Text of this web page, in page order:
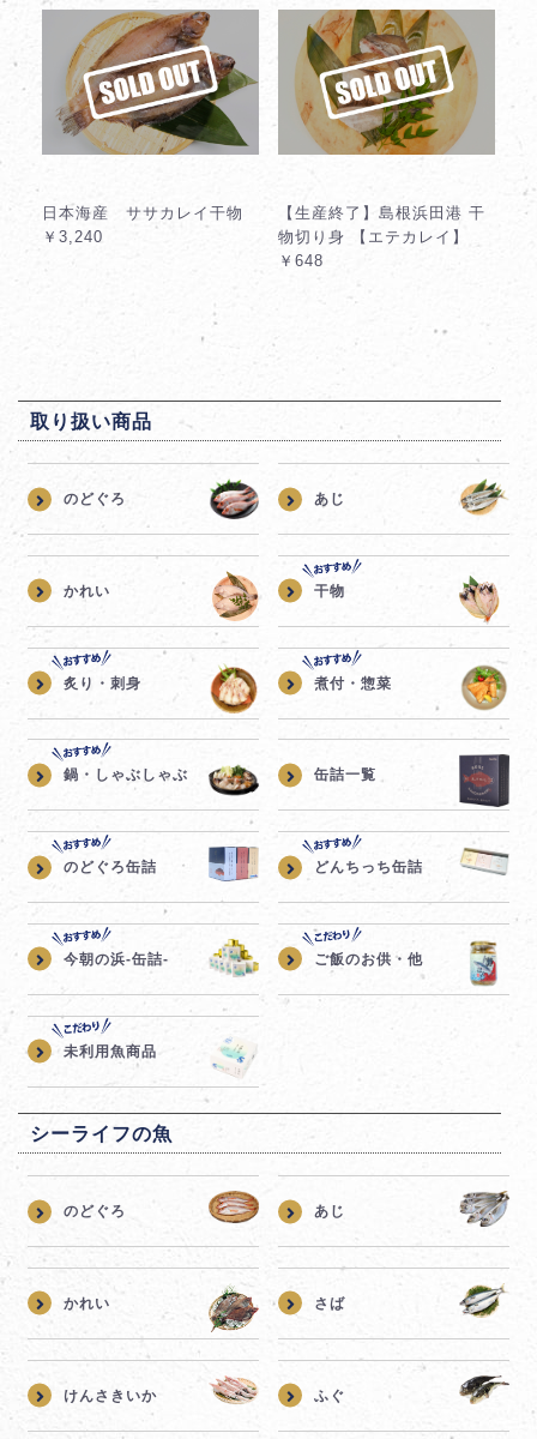
日本海産 ササカレイ干物
￥3,240
【生産終了】島根浜田港 干
物切り身 【エテカレイ】
￥648
取り扱い商品
のどぐろ あじ
かれい 干物
炙り・刺身 煮付・惣菜
鍋・しゃぶしゃぶ 缶詰一覧
のどぐろ缶詰 どんちっち缶詰
今朝の浜-缶詰- ご飯のお供・他
未利用魚商品
シーライフの魚
のどぐろ あじ
かれい さば
けんさきいか ふぐ